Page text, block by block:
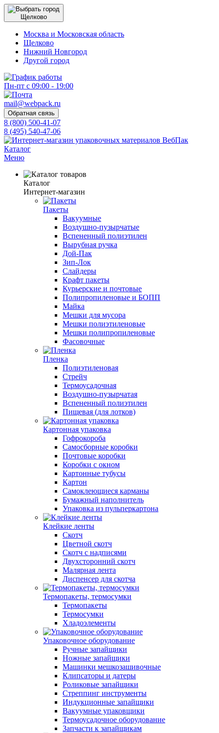
Щелково
Москва и Московская область
Щелково
Нижний Новгород
Другой город
Пн-пт с 09:00 - 19:00
mail@webpack.ru
Обратная связь
8 (800) 500-41-07
8 (495) 540-47-06
Каталог
Меню
Каталог
Интернет-магазин
Пакеты
Вакуумные
Воздушно-пузырчатые
Вспененный полиэтилен
Вырубная ручка
Дой-Пак
Зип-Лок
Слайдеры
Крафт пакеты
Курьерские и почтовые
Полипропиленовые и БОПП
Майка
Мешки для мусора
Мешки полиэтиленовые
Мешки полипропиленовые
Фасовочные
Пленка
Полиэтиленовая
Стрейч
Термоусадочная
Воздушно-пузырчатая
Вспененный полиэтилен
Пищевая (для лотков)
Картонная упаковка
Гофрокороба
Самосборные коробки
Почтовые коробки
Коробки с окном
Картонные тубусы
Картон
Самоклеющиеся карманы
Бумажный наполнитель
Упаковка из пульперкартона
Клейкие ленты
Скотч
Цветной скотч
Скотч с надписями
Двухсторонний скотч
Малярная лента
Диспенсер для скотча
Термопакеты, термосумки
Термопакеты
Термосумки
Хладоэлементы
Упаковочное оборудование
Ручные запайщики
Ножные запайщики
Машинки мешкозашивочные
Клипсаторы и датеры
Роликовые запайщики
Стреппинг инструменты
Индукционные запайщики
Вакуумные упаковщики
Термоусадочное оборудование
Запчасти к запайщикам